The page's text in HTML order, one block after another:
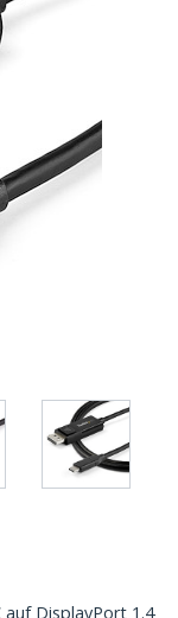
auf DisplayPort 1.4